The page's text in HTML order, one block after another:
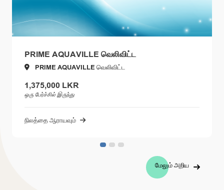
PRIME AQUAVILLE வெலிவிட்ட
PRIME AQUAVILLE வெலிவிட்ட
1,375,000 LKR
ஒரு பேர்ச்சில் இருந்து
நிலத்தை ஆராயவும்
மேலும் அறிய